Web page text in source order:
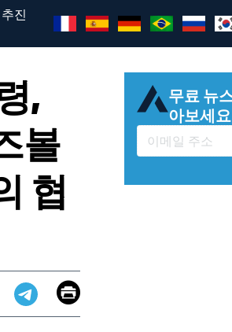
진
,
볼
협
Telegram
EmailPrint
무료 뉴
아보세요